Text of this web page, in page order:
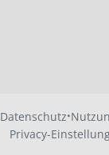
Datenschutz·
Privacy-